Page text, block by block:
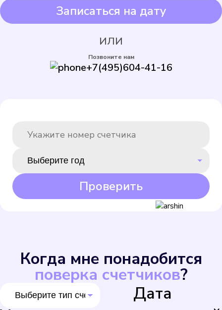
Записаться на дату
ИЛИ
Позвоните нам
+7(495)604-41-16
Проверить
Когда мне понадобится
поверка счетчиков?
Дата